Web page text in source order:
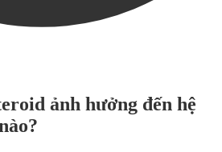
ảnh hưởng đến hệ